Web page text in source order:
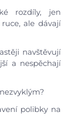
rozdíly, jen
ale dávají
navštěvují
a nespěchají
polibky na